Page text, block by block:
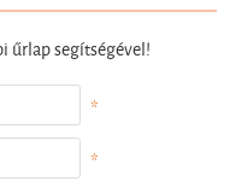
űrlap segítségével!
*
*